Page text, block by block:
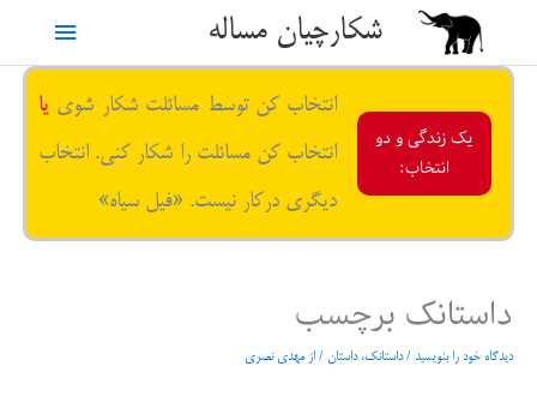
محتوا
شکارچیان مساله
فهرست
یک زندگی و دو
انتخاب:
انتخاب کن توسط مسائلت شکار شوی یا
انتخاب کن مسائلت را شکار کنی. انتخاب
دیگری درکار نیست. «فیل سیاه»
داستانک برچسب
دیدگاه‌ خود را بنویسید /داستانک، داستان / از مهدی نصری